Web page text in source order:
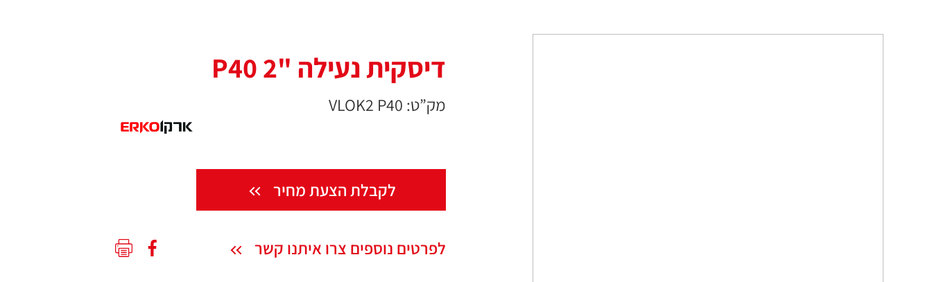
דיסקית נעילה "2 P40
מק”ט: VLOK2 P40
לקבלת הצעת מחיר
לפרטים נוספים צרו איתנו קשר